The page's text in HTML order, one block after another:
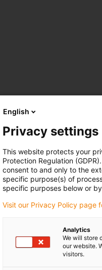
English
Privacy settings
This website protects your
Protection Regulation
consent to and only to the
specific purpose(s) of
specific purposes below or
Visit our Privacy Policy page
Analytics
We will store
our website.
visitors.